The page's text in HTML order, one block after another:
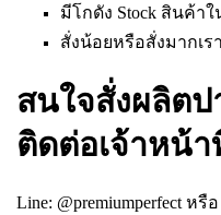
มีโกดัง Stock สินค้าใ
สั่งน้อยหรือสั่งมากเ
สนใจสั่งผลิต
ติดต่อเจ้าหน้
Line: @premiumperfect หรือ